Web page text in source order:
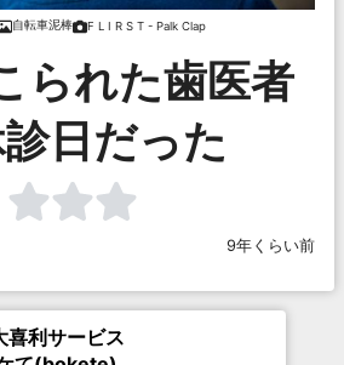
自転車泥棒 F L I R S T - Palk Clap
られた歯医者
日だった
9年くらい前
喜利サービス